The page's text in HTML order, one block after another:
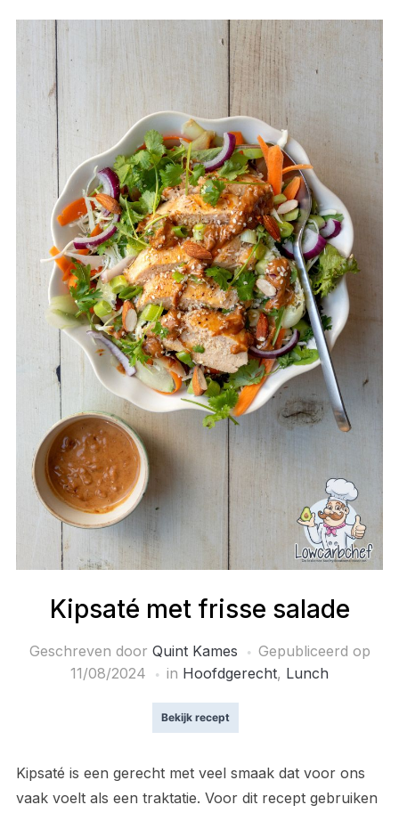
Kipsaté met frisse salade
Geschreven door Quint Kames
Gepubliceerd op
11/08/2024
in Hoofdgerecht, Lunch
Bekijk recept
Kipsaté is een gerecht met veel smaak dat voor ons
vaak voelt als een traktatie. Voor dit recept gebruiken